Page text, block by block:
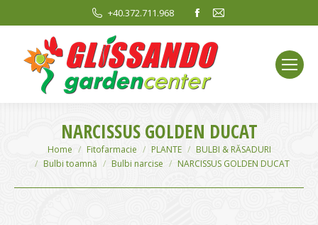
+40.372.711.968
Facebook
opens
in
new
window
Mail
window
NARCISSUS GOLDEN DUCAT
You are here:
Home Fitofarmacie PLANTE
BULBI & RĂSADURI
Bulbi toamnă
Bulbi narcise NARCISSUS GOLDEN DUCAT